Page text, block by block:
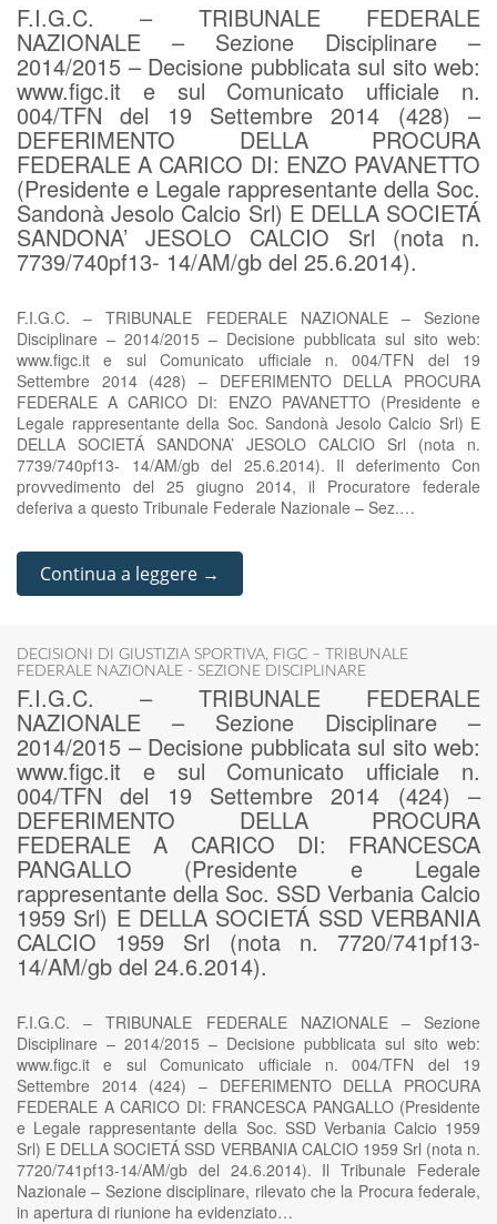
F.I.G.C. – TRIBUNALE FEDERALE
NAZIONALE – Sezione Disciplinare –
2014/2015 – Decisione pubblicata sul sito web:
www.figc.it e sul Comunicato ufficiale n.
004/TFN del 19 Settembre 2014 (428) –
DEFERIMENTO DELLA PROCURA
FEDERALE A CARICO DI: ENZO PAVANETTO
(Presidente e Legale rappresentante della Soc.
Sandonà Jesolo Calcio Srl) E DELLA SOCIETÁ
SANDONA’ JESOLO CALCIO Srl (nota n.
7739/740pf13- 14/AM/gb del 25.6.2014).
F.I.G.C. – TRIBUNALE FEDERALE NAZIONALE – Sezione
Disciplinare – 2014/2015 – Decisione pubblicata sul sito web:
www.figc.it e sul Comunicato ufficiale n. 004/TFN del 19
Settembre 2014 (428) – DEFERIMENTO DELLA PROCURA
FEDERALE A CARICO DI: ENZO PAVANETTO (Presidente e
Legale rappresentante della Soc. Sandonà Jesolo Calcio Srl) E
DELLA SOCIETÁ SANDONA’ JESOLO CALCIO Srl (nota n.
7739/740pf13- 14/AM/gb del 25.6.2014). Il deferimento Con
provvedimento del 25 giugno 2014, il Procuratore federale
deferiva a questo Tribunale Federale Nazionale – Sez.…
Continua a leggere →
DECISIONI DI GIUSTIZIA SPORTIVA, FIGC – TRIBUNALE
FEDERALE NAZIONALE - SEZIONE DISCIPLINARE
F.I.G.C. – TRIBUNALE FEDERALE
NAZIONALE – Sezione Disciplinare –
2014/2015 – Decisione pubblicata sul sito web:
www.figc.it e sul Comunicato ufficiale n.
004/TFN del 19 Settembre 2014 (424) –
DEFERIMENTO DELLA PROCURA
FEDERALE A CARICO DI: FRANCESCA
PANGALLO (Presidente e Legale
rappresentante della Soc. SSD Verbania Calcio
1959 Srl) E DELLA SOCIETÁ SSD VERBANIA
CALCIO 1959 Srl (nota n. 7720/741pf13-
14/AM/gb del 24.6.2014).
F.I.G.C. – TRIBUNALE FEDERALE NAZIONALE – Sezione
Disciplinare – 2014/2015 – Decisione pubblicata sul sito web:
www.figc.it e sul Comunicato ufficiale n. 004/TFN del 19
Settembre 2014 (424) – DEFERIMENTO DELLA PROCURA
FEDERALE A CARICO DI: FRANCESCA PANGALLO (Presidente
e Legale rappresentante della Soc. SSD Verbania Calcio 1959
Srl) E DELLA SOCIETÁ SSD VERBANIA CALCIO 1959 Srl (nota n.
7720/741pf13-14/AM/gb del 24.6.2014). Il Tribunale Federale
Nazionale – Sezione disciplinare, rilevato che la Procura federale,
in apertura di riunione ha evidenziato…